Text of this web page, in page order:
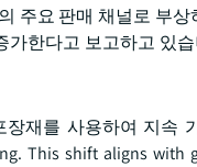
주요 판매 채널로 부
한다고 보고하고 있
재를 사용하여 지속
This shift aligns